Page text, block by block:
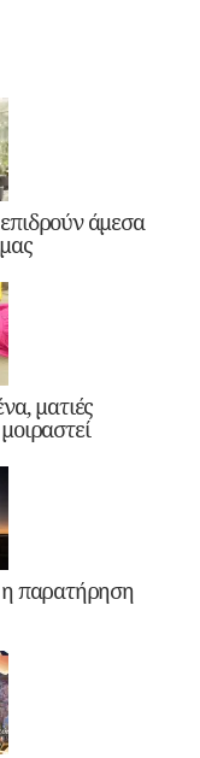
άμεσα
ματιές
η παρατήρηση